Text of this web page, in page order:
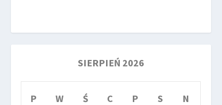
SIERPIEŃ 2026
P W Ś C P S N